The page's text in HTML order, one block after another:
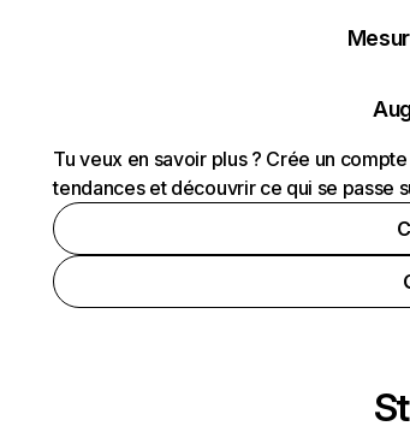
Tu veux en savoir plus ? Crée un
tendances et découvrir ce qui se passe